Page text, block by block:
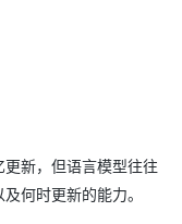
新，但语言模型往往
何时更新的能力。